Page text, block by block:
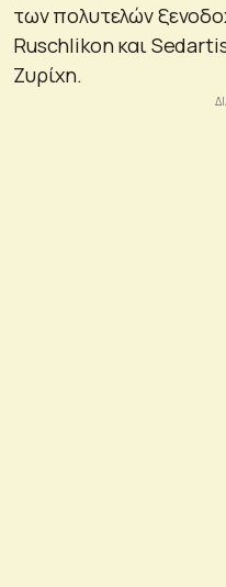
των πολυτελών
Ruschlikon και
Ζυρίχη.